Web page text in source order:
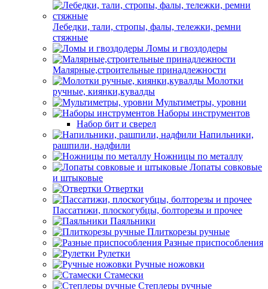
Лебедки, тали, стропы, фалы, тележки, ремни
стяжные
Ломы и гвоздодеры
Малярные,строительные принадлежности
Молотки
ручные, киянки,кувалды
Мультиметры, уровни
Наборы инструментов
Набор бит и сверел
Напильники,
рашпили, надфили
Ножницы по металлу
Лопаты совковые
и штыковые
Отвертки
Пассатижи, плоскогубцы, болторезы и прочее
Паяльники
Плиткорезы ручные
Разные приспособления
Рулетки
Ручные ножовки
Стамески
Степлеры ручные